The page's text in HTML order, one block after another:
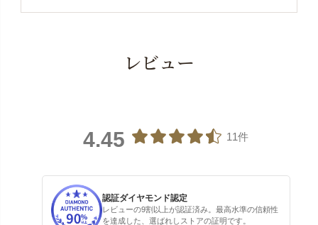
レビュー
4.45 11件
認証ダイヤモンド認定
レビューの9割以上が認証済み。最高水準の信頼性
を達成した、選ばれしストアの証明です。